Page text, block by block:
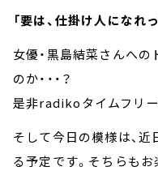
「要は、仕掛け人になれ
女優・黒島結菜さんへ
のか・・・？
是非radikoタイムフリー
そして今日の模様は、
る予定です。そちらもお